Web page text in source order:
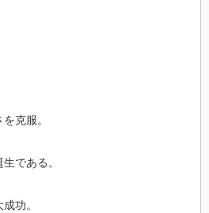
克服。
である。
功。